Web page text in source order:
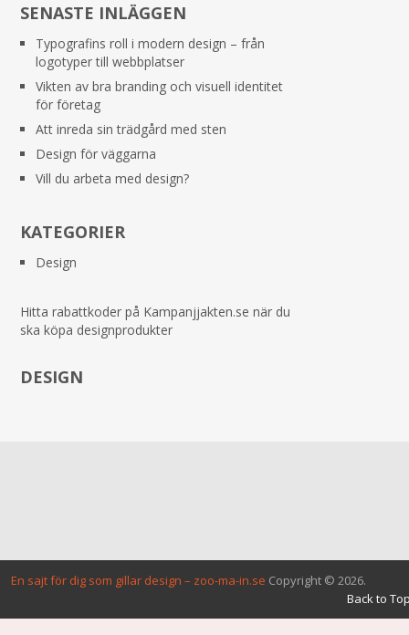
SENASTE INLÄGGEN
Typografins roll i modern design – från
logotyper till webbplatser
Vikten av bra branding och visuell identitet
för företag
Att inreda sin trädgård med sten
Design för väggarna
Vill du arbeta med design?
KATEGORIER
Design
Hitta rabattkoder på Kampanjjakten.se när du
ska köpa designprodukter
DESIGN
En sajt för dig som gillar design – zoo-ma-in.se Copyright © 2026.
Back to